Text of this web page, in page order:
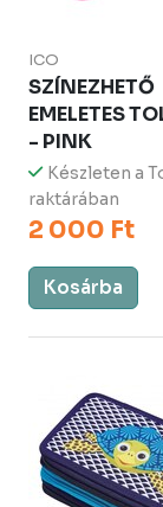
ICO
SZÍNEZHETŐ
EMELETES
- PINK
Készleten a
raktárában
2 000 Ft
Kosárba